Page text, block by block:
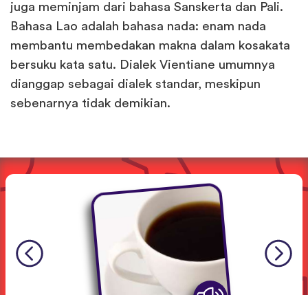
juga meminjam dari bahasa Sanskerta dan Pali.
Bahasa Lao adalah bahasa nada: enam nada
membantu membedakan makna dalam kosakata
bersuku kata satu. Dialek Vientiane umumnya
dianggap sebagai dialek standar, meskipun
sebenarnya tidak demikian.